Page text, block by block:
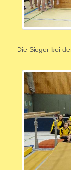
Die Sieger bei